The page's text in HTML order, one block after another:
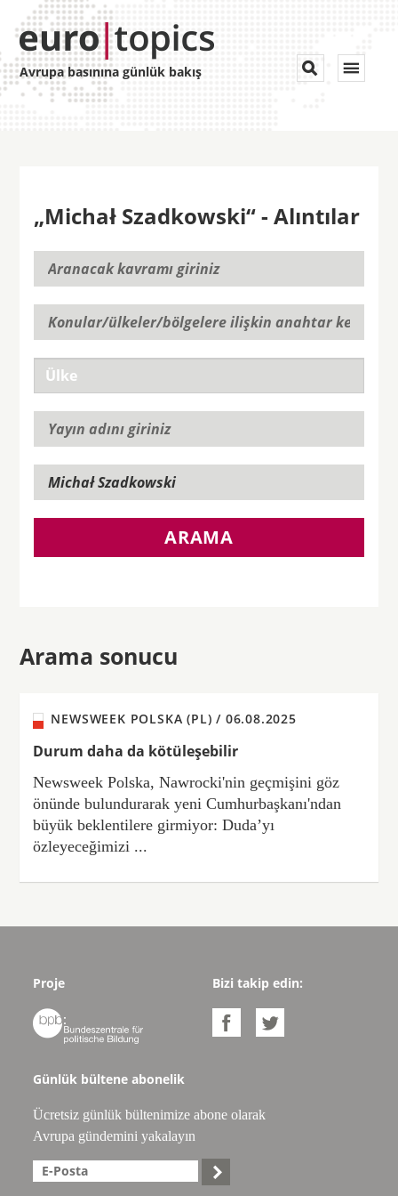
Avrupa basınına günlük bakış Toggle


„Michał Szadkowski“ - Alıntılar
ARAMA
Arama sonucu
NEWSWEEK POLSKA (PL) / 06.08.2025
Durum daha da kötüleşebilir
Newsweek Polska, Nawrocki'nin geçmişini göz
önünde bulundurarak yeni Cumhurbaşkanı'ndan
büyük beklentilere girmiyor: Duda’yı
özleyeceğimizi ...
Proje

Bizi takip edin:
 
Günlük bültene abonelik
Ücretsiz günlük bültenimize abone olarak
Avrupa gündemini yakalayın
